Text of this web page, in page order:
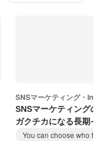
SNSマーケティング・
SNSマーケティング
ガクチカになる長期
You can choose who